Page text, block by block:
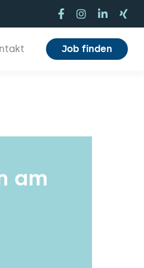
Job finden
am